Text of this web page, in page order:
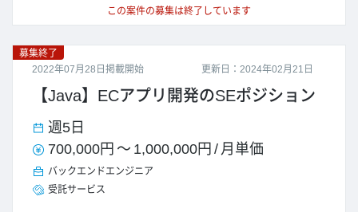
この案件の募集は終了しています
更新日：2024年02月21日
募集終了
2022年07月28日掲載開始
【Java】ECアプリ開発のSEポジション
週5日
700,000円 ～ 1,000,000円 / 月単価
バックエンドエンジニア
受託サービス